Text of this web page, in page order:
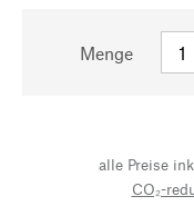
Menge
alle Preise
CO₂-